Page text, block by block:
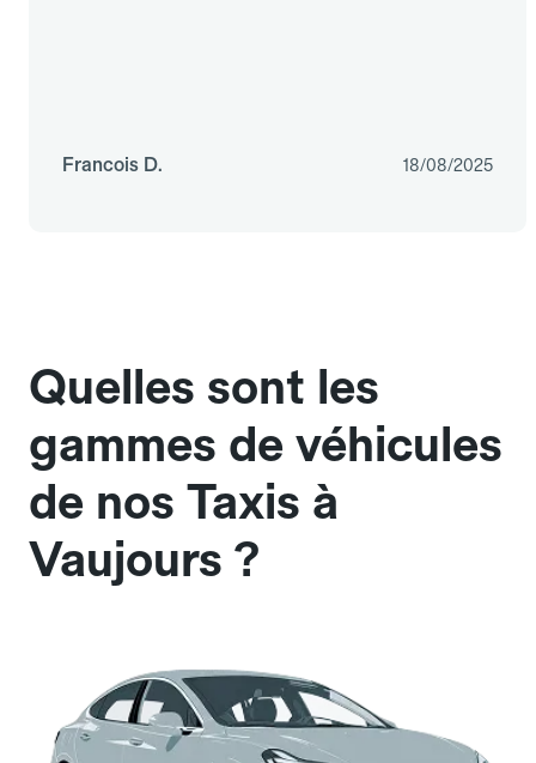
Francois D. 18/08/2025
Quelles sont les
gammes de véhicules
de nos Taxis à
Vaujours ?